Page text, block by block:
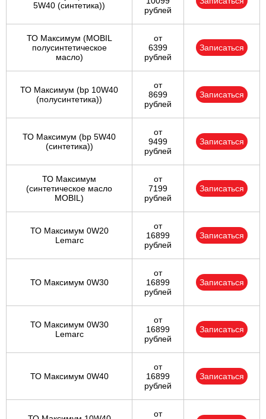
5W40 (синтетика))
рублей
ТО Максимум (MOBIL
полуcинтетическое
масло)
от
6399
рублей
Записаться
ТО Максимум (bp 10W40
(полусинтетика))
от
8699
рублей
Записаться
ТО Максимум (bp 5W40
(синтетика))
от
9499
рублей
Записаться
ТО Максимум
(cинтетическое масло
MOBIL)
от
7199
рублей
Записаться
ТО Максимум 0W20
Lemarc
от
16899
рублей
Записаться
ТО Максимум 0W30
от
16899
рублей
Записаться
ТО Максимум 0W30
Lemarc
от
16899
рублей
Записаться
ТО Максимум 0W40
от
16899
рублей
Записаться
от